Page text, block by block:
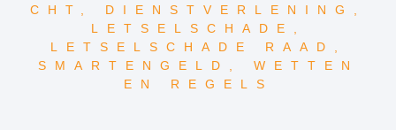
CHT
DIENSTVERLENING
LETSELSCHADE
LETSELSCHADE RAAD
SMARTENGELD
WETTEN
EN REGELS